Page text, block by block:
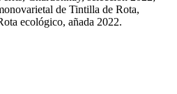
de Tintilla de Rota,
ecológico, añada 2022.